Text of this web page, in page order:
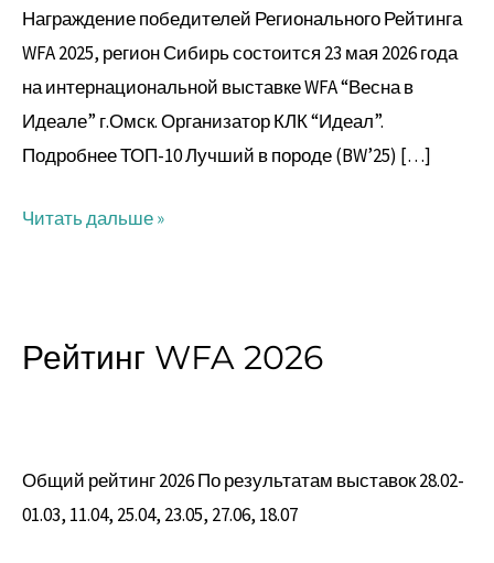
Награждение победителей Регионального Рейтинга
WFA 2025, регион Сибирь состоится 23 мая 2026 года
на интернациональной выставке WFA “Весна в
Идеале” г.Омск. Организатор КЛК “Идеал”.
Подробнее ТОП-10 Лучший в породе (BW’25) […]
Читать дальше »
Рейтинг WFA 2026
Общий рейтинг 2026 По результатам выставок 28.02-
01.03, 11.04, 25.04, 23.05, 27.06, 18.07
Рейтинг